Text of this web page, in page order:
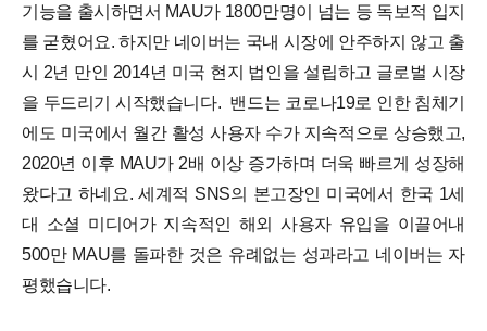
기능을 출시하면서 MAU가 1800만명이 넘는 등 독보적 입지
를 굳혔어요.하지만 네이버는 국내 시장에 안주하지 않고 출
시 2년 만인 2014년 미국 현지 법인을 설립하고 글로벌 시장
을 두드리기 시작했습니다. 밴드는 코로나19로 인한 침체기
에도 미국에서 월간 활성 사용자 수가 지속적으로 상승했고,
2020년 이후 MAU가 2배 이상 증가하며 더욱 빠르게 성장해
왔다고 하네요.세계적 SNS의 본고장인 미국에서 한국 1세
대 소셜 미디어가 지속적인 해외 사용자 유입을 이끌어내
500만 MAU를 돌파한 것은 유례없는 성과라고 네이버는 자
평했습니다.